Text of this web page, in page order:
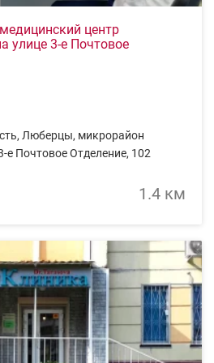
центр
улице 3-е Почтовое
Люберцы, микрорайон
е Почтовое Отделение, 102
1.4 км